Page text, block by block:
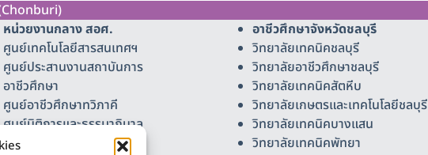
หน่วยงานกลาง สอศ.
ศูนย์เทคโนโลยีสารสนเทศฯ
ศูนย์ประสานงานสถาบันการ
อาชีวศึกษา
ศูนย์อาชีวศึกษาทวิภาคี
ศูนย์นิติการและธรรมาภิบาล
อาชีวศึกษา
อาชีวศึกษาจังหวัดชลบุรี
วิทยาลัยเทคนิคชลบุรี
วิทยาลัยอาชีวศึกษาชลบุรี
วิทยาลัยเทคนิคสัตหีบ
วิทยาลัยเกษตรและเทคโนโลยีชลบุรี
วิทยาลัยเทคนิคบางแสน
วิทยาลัยเทคนิคพัทยา